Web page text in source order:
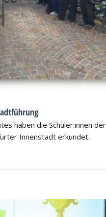
haben die Schüler:innen der
Innenstadt erkundet.